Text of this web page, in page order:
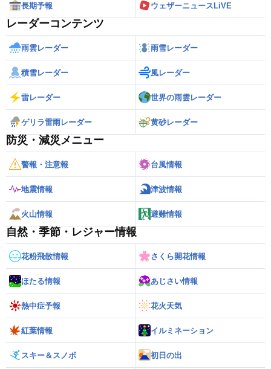
長期予報 ウェザーニュースLiVE
レーダーコンテンツ
雨雲レーダー 雨雪レーダー
積雪レーダー 風レーダー
雷レーダー 世界の雨雲レーダー
ゲリラ雷雨レーダー 黄砂レーダー
防災・減災メニュー
警報・注意報 台風情報
地震情報 津波情報
火山情報 避難情報
自然・季節・レジャー情報
花粉飛散情報 さくら開花情報
ほたる情報 あじさい情報
熱中症予報 花火天気
紅葉情報 イルミネーション
スキー＆スノボ 初日の出